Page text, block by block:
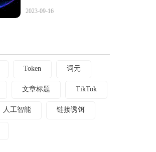
2023-09-16
Token 词元
文章标题 TikTok
人工智能 链接诱饵